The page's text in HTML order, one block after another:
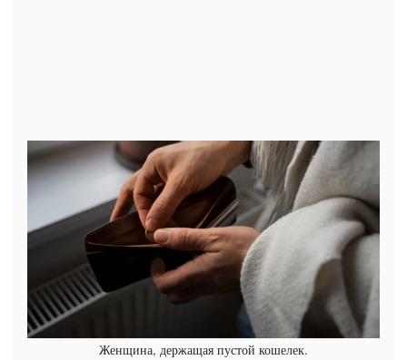
Женщина, держащая пустой кошелек.